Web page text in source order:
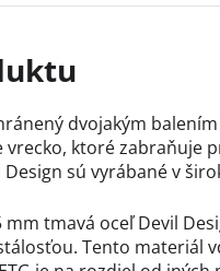
dvojakým
vrecko, ktoré zabraňuje
sú vyrábané v
mm tmavá oceľ Devil
Tento materiál